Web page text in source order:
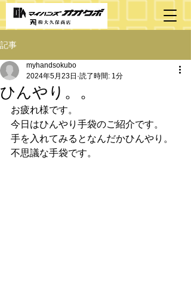
記事
ひんやり。。
myhandsokubo
2024年5月23日 読了時間: 1分
お疲れ様です。
今日はひんやり手袋のご紹介です。
手を入れてみるとなんだかひんやり。
不思議な手袋です。